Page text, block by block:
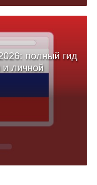
полный гид
личной